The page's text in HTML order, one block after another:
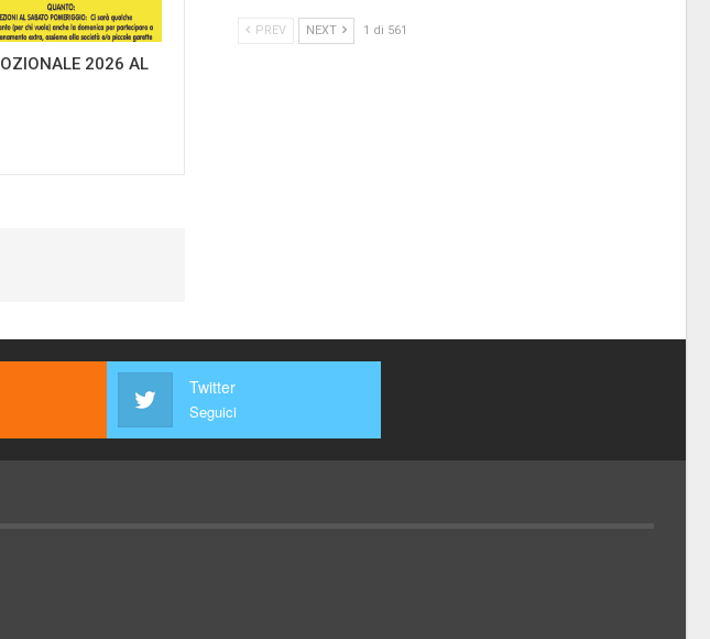
2026 AL
PREV NEXT 1 di 561
Twitter
Seguici